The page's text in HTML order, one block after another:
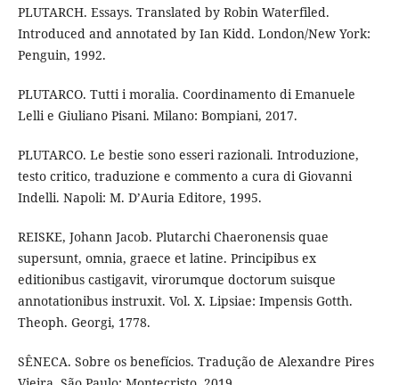
PLUTARCH. Essays. Translated by Robin Waterfiled.
Introduced and annotated by Ian Kidd. London/New York:
Penguin, 1992.
PLUTARCO. Tutti i moralia. Coordinamento di Emanuele
Lelli e Giuliano Pisani. Milano: Bompiani, 2017.
PLUTARCO. Le bestie sono esseri razionali. Introduzione,
testo critico, traduzione e commento a cura di Giovanni
Indelli. Napoli: M. D’Auria Editore, 1995.
REISKE, Johann Jacob. Plutarchi Chaeronensis quae
supersunt, omnia, graece et latine. Principibus ex
editionibus castigavit, virorumque doctorum suisque
annotationibus instruxit. Vol. X. Lipsiae: Impensis Gotth.
Theoph. Georgi, 1778.
SÊNECA. Sobre os benefícios. Tradução de Alexandre Pires